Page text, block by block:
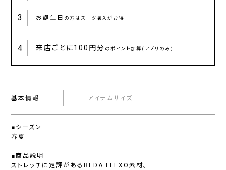
3 お誕生日 の方はスーツ購入がお得
4 来店ごとに100円分 のポイント加算(アプリのみ)
基本情報 アイテムサイズ
■シーズン
春夏
■商品説明
ストレッチに定評があるREDA FLEXO素材。